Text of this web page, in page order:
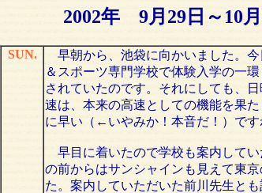
2002年 9月29日～10月
SUN.
早朝から、池袋に向かいました。今
＆スポーツ専門学校で体験入学の一
されていたのです。それにしても、
速は、本来の高速としての機能を果
に早い（←いやみか！本音だ！）です
早目に着いたので学校も案内してい
の前からはサンシャインも見えて東
た。案内していただいた前川先生とも